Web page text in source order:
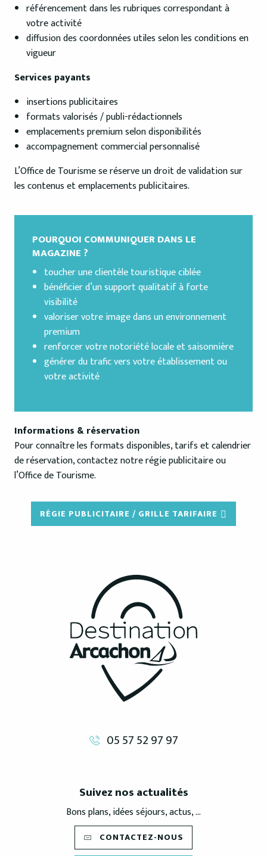
référencement dans les rubriques correspondant à
votre activité
diffusion des coordonnées utiles selon les conditions en
vigueur
Services payants
insertions publicitaires
formats valorisés / publi-rédactionnels
emplacements premium selon disponibilités
accompagnement commercial personnalisé
L’Office de Tourisme se réserve un droit de validation sur
les contenus et emplacements publicitaires.
POURQUOI COMMUNIQUER DANS LE
MAGAZINE ?
toucher une clientèle touristique ciblée
bénéficier d’un support qualitatif à forte
visibilité
valoriser votre image dans un environnement
premium
renforcer votre notoriété locale et saisonnière
générer du trafic vers votre établissement ou
votre activité
Informations & réservation
Pour connaître les formats disponibles, tarifs et calendrier
de réservation, contactez notre régie publicitaire ou
l’Office de Tourisme.
RÉGIE PUBLICITAIRE / GRILLE TARIFAIRE
05 57 52 97 97
Suivez nos actualités
Bons plans, idées séjours, actus, ...
CONTACTEZ-NOUS